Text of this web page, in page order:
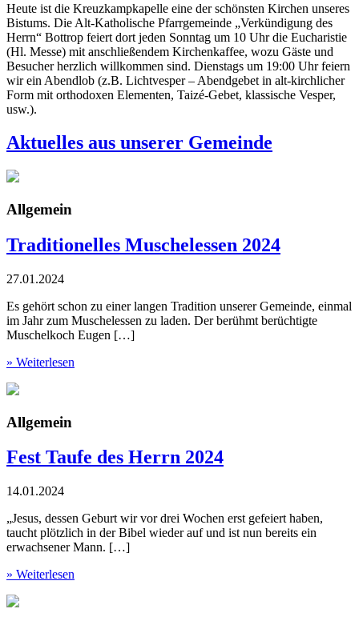
Heute ist die Kreuzkampkapelle eine der schönsten Kirchen unseres
Bistums. Die Alt-Katholische Pfarrgemeinde „Verkündigung des
Herrn“ Bottrop feiert dort jeden Sonntag um 10 Uhr die Eucharistie
(Hl. Messe) mit anschließendem Kirchenkaffee, wozu Gäste und
Besucher herzlich willkommen sind. Dienstags um 19:00 Uhr feiern
wir ein Abendlob (z.B. Lichtvesper – Abendgebet in alt-kirchlicher
Form mit orthodoxen Elementen, Taizé-Gebet, klassische Vesper,
usw.).
Aktuelles aus unserer Gemeinde
Allgemein
Traditionelles Muschelessen 2024
27.01.2024
Es gehört schon zu einer langen Tradition unserer Gemeinde, einmal
im Jahr zum Muschelessen zu laden. Der berühmt berüchtigte
Muschelkoch Eugen […]
» Weiterlesen
Allgemein
Fest Taufe des Herrn 2024
14.01.2024
„Jesus, dessen Geburt wir vor drei Wochen erst gefeiert haben,
taucht plötzlich in der Bibel wieder auf und ist nun bereits ein
erwachsener Mann. […]
» Weiterlesen